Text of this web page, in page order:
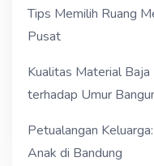
Tips Memilih Ruang
Pusat
Kualitas Material
terhadap Umur
Petualangan
Anak di Bandung